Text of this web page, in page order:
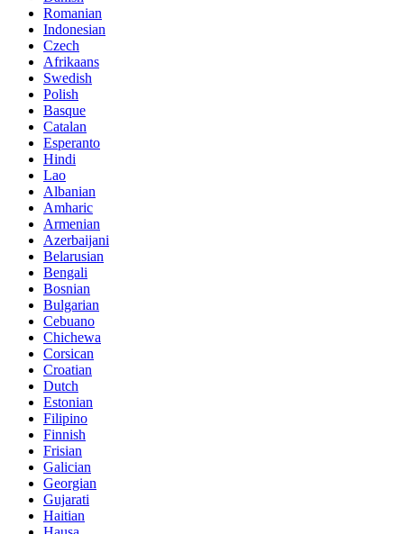
Romanian
Indonesian
Czech
Afrikaans
Swedish
Polish
Basque
Catalan
Esperanto
Hindi
Lao
Albanian
Amharic
Armenian
Azerbaijani
Belarusian
Bengali
Bosnian
Bulgarian
Cebuano
Chichewa
Corsican
Croatian
Dutch
Estonian
Filipino
Finnish
Frisian
Galician
Georgian
Gujarati
Haitian